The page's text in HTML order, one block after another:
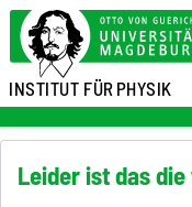
INSTITUT FÜRPHYSIK
Leider ist das